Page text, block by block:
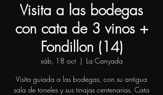
Visita a las bodegas
con cata de 3 vinos +
Fondillon (14)
sáb, 18 oct
  |
La Canyada
Visita guiada a las bodegas, con su antigua
sala de toneles y sus tinajas centenarias. Cata